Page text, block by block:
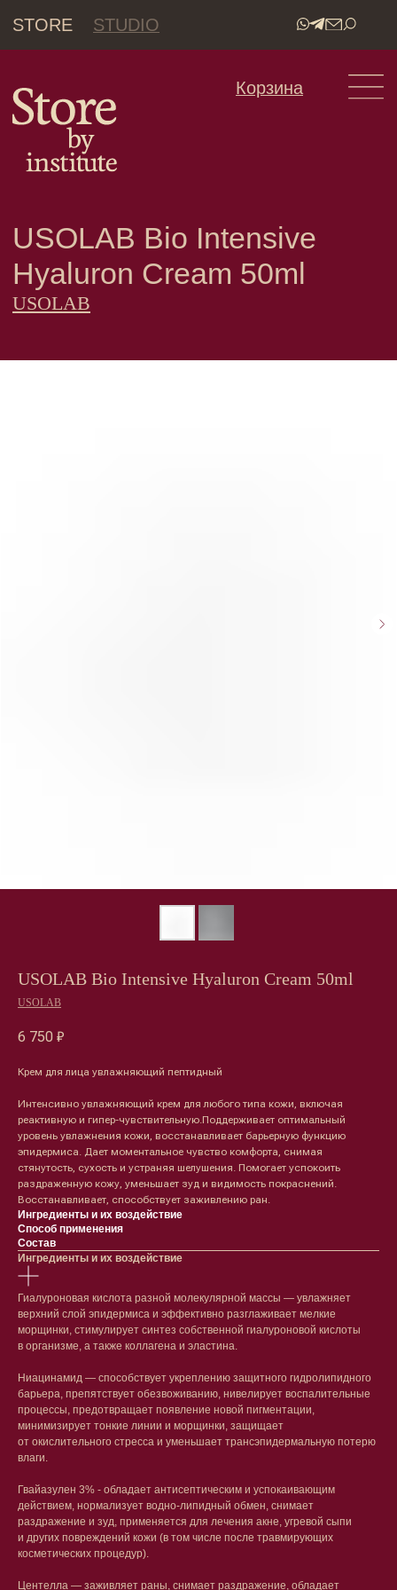
STORE STUDIO
•
USOLAB Bio Intensive
USOLAB Bio Intensive Hyaluron Cream 50ml
USOLAB
6 750 ₽
Крем для лица увлажняющий пептидный
Интенсивно увлажняющий крем для любого типа кожи, включая
реактивную и гипер-чувствительную.Поддерживает оптимальный
уровень увлажнения кожи, восстанавливает барьерную функцию
эпидермиса. Дает моментальное чувство комфорта, снимая
стянутость, сухость и устраняя шелушения. Помогает успокоить
раздраженную кожу, уменьшает зуд и видимость покраснений.
Восстанавливает, способствует заживлению ран.
Ингредиенты и их воздействие
Способ применения
Состав
Ингредиенты и их воздействие
Гиалуроновая кислота разной молекулярной массы — увлажняет
верхний слой эпидермиса и эффективно разглаживает мелкие
морщинки, стимулирует синтез собственной гиалуроновой кислоты
в организме, а также коллагена и эластина.
Ниацинамид — способствует укреплению защитного гидролипидного
барьера, препятствует обезвоживанию, нивелирует воспалительные
процессы, предотвращает появление новой пигментации,
минимизирует тонкие линии и морщинки, защищает
от окислительного стресса и уменьшает трансэпидермальную потерю
влаги.
Гвайазулен 3% - обладает антисептическим и успокаивающим
действием, нормализует водно-липидный обмен, снимает
раздражение и зуд, применяется для лечения акне, угревой сыпи
и других повреждений кожи (в том числе после травмирующих
косметических процедур).
Центелла — заживляет раны, снимает раздражение, обладает